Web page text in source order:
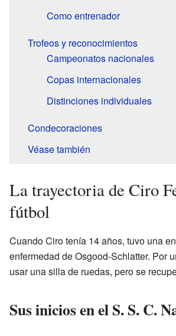
Como entrenador
Trofeos y reconocimientos
Campeonatos nacionales
Copas internacionales
Distinciones individuales
Condecoraciones
Véase también
La trayectoria de Ciro
fútbol
Cuando Ciro tenía 14 años, tuvo una
enfermedad de Osgood-Schlatter. Por
usar una silla de ruedas, pero se
Sus inicios en el S. S. C.